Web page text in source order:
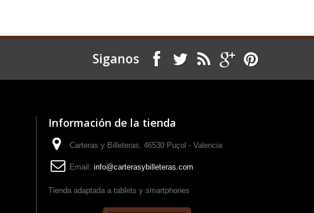
Siganos
Información de la tienda
Carteras y Billeteras, 46530 Puçol - Valencia
Email: info@carterasybilleteras.com
Tienda adaptada a tablets y smartphones